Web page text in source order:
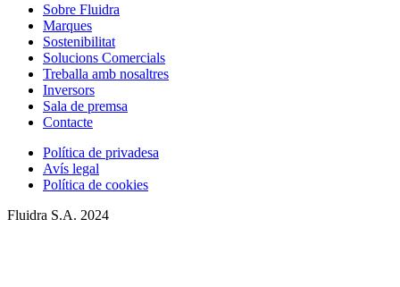
Sobre Fluidra
Marques
Sostenibilitat
Solucions Comercials
Treballa amb nosaltres
Inversors
Sala de premsa
Contacte
Política de privadesa
Avís legal
Política de cookies
Fluidra S.A. 2024